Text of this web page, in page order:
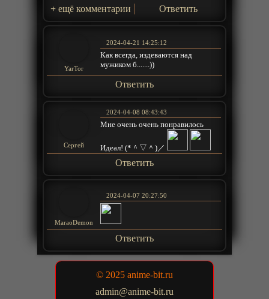
+ ещё комментарии Ответить
YarTor
2024-04-21 14:25:12
Как всегда, издеваются над
мужиком б.......))
Ответить
Сергей
2024-04-08 08:43:43
Мне очень очень понравилось
Идеал! (*＾▽＾)／
Ответить
MaraoDemon
2024-04-07 20:27:50
Ответить
© 2025 anime-bit.ru
admin@anime-bit.ru